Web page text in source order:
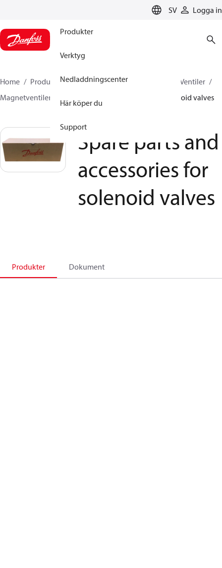
SV Logga in
Produkter
Verktyg
Nedladdningscenter
Här köper du
Support
Home Produkter Climate Solutions for cooling
Ventiler
Magnetventiler
Spare parts and accessories for solenoid valves
Spare parts and
accessories for
solenoid valves
Produkter Dokument